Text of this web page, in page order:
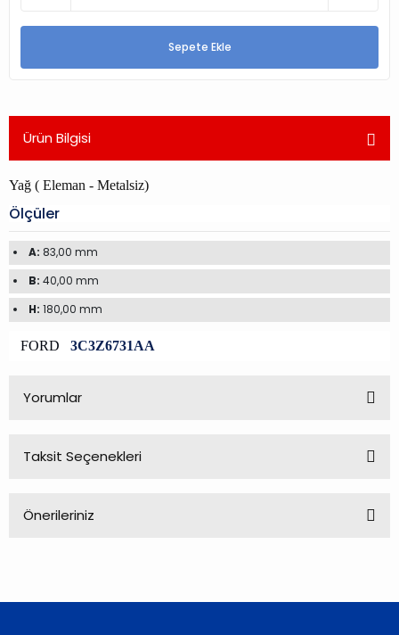
Sepete Ekle
Ürün Bilgisi
Yağ ( Eleman - Metalsiz)
Ölçüler
A: 83,00 mm
B: 40,00 mm
H: 180,00 mm
FORD 3C3Z6731AA
Yorumlar
Taksit Seçenekleri
Önerileriniz